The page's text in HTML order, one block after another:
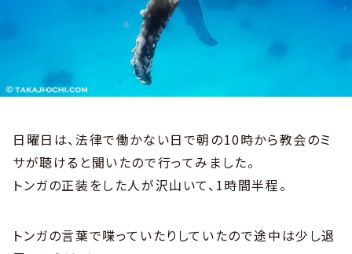
日曜日は、法律で働かない日で朝の10時から教会のミ
サが聴けると聞いたので行ってみました。
トンガの正装をした人が沢山いて、1時間半程。
トンガの言葉で喋っていたりしていたので途中は少し退